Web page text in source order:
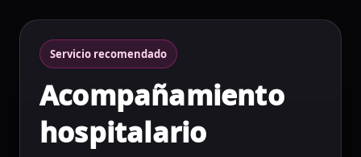
Servicio recomendado
Acompañamiento
hospitalario